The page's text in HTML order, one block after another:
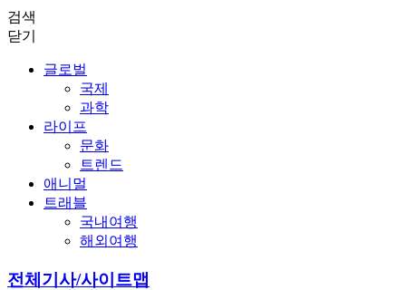
검색
닫기
글로벌
국제
과학
라이프
문화
트렌드
애니멀
트래블
국내여행
해외여행
전체기사/사이트맵